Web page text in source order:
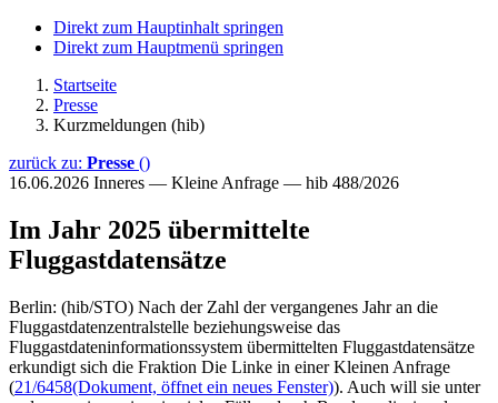
Direkt zum Hauptinhalt springen
Direkt zum Hauptmenü springen
Startseite
Presse
Kurzmeldungen (hib)
zurück zu: Presse ()
16.06.2026 Inneres — Kleine Anfrage — hib 488/2026
Im Jahr 2025 übermittelte
Fluggastdatensätze
Berlin: (hib/STO) Nach der Zahl der vergangenes Jahr an die
Fluggastdatenzentralstelle beziehungsweise das
Fluggastdateninformationssystem übermittelten Fluggastdatensätze
erkundigt sich die Fraktion Die Linke in einer Kleinen Anfrage
(21/6458(Dokument, öffnet ein neues Fenster)). Auch will sie unter